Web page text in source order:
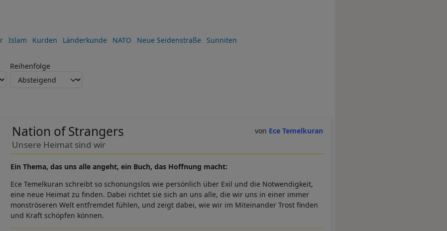
Islam Kurden Länderkunde NATO Neue Seidenstraße Sunniten
Reihenfolge
Ece Temelkuran
Nation of Strangers
Unsere Heimat sind wir
Ein Thema, das uns alle angeht, ein Buch, das Hoffnung macht:
Ece Temelkuran schreibt so schonungslos wie persönlich über Exil und die Notwendigkeit,
eine neue Heimat zu finden. Dabei richtet sie sich an uns alle, die wir uns in einer immer
monströseren Welt entfremdet fühlen, und zeigt dabei, wie wir im Miteinander Trost finden
und Kraft schöpfen können.